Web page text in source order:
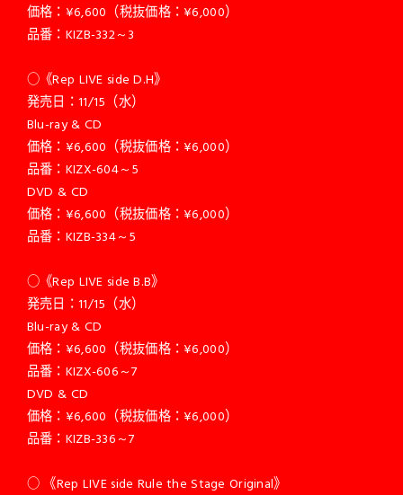
価格：¥6,600（税抜価格：¥6,000）
品番：KIZB-332～3
○《Rep LIVE side D.H》
発売日：11/15（水）
Blu-ray & CD
価格：¥6,600（税抜価格：¥6,000）
品番：KIZX-604～5
DVD & CD
価格：¥6,600（税抜価格：¥6,000）
品番：KIZB-334～5
○《Rep LIVE side B.B》
発売日：11/15（水）
Blu-ray & CD
価格：¥6,600（税抜価格：¥6,000）
品番：KIZX-606～7
DVD & CD
価格：¥6,600（税抜価格：¥6,000）
品番：KIZB-336～7
○ 《Rep LIVE side Rule the Stage Original》